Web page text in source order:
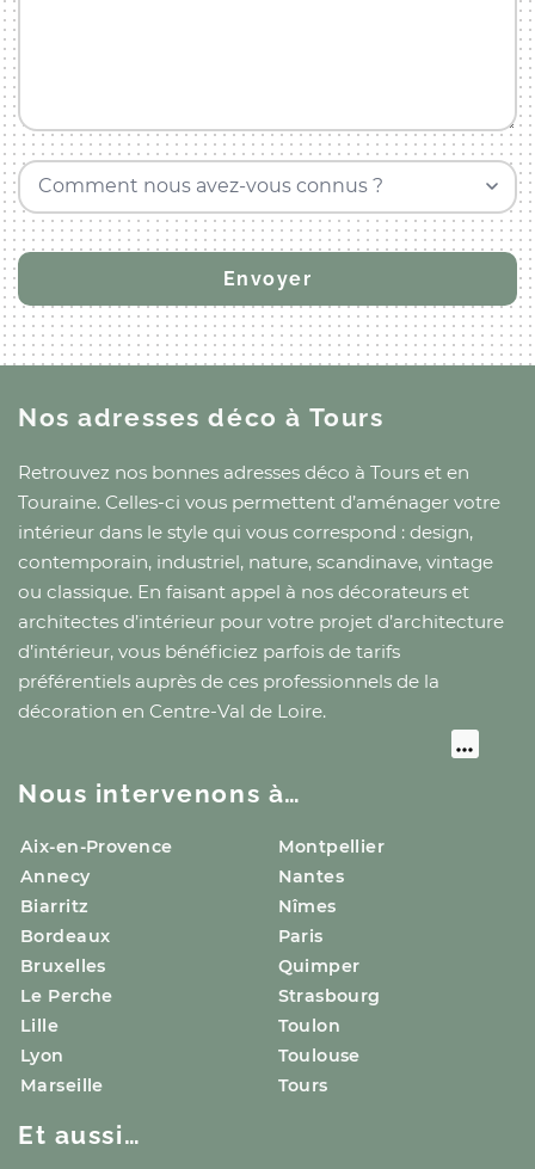
Comment nous avez-vous connus ?
Nos adresses décoà Tours
Retrouvez nos bonnes adresses déco à Tours et en
Touraine. Celles-ci vous permettent d’aménager votre
intérieur dans le style qui vous correspond : design,
contemporain, industriel, nature, scandinave, vintage
ou classique. En faisant appel à nos décorateurs et
architectes d’intérieur pour votre projet d’architecture
d’intérieur, vous bénéficiez parfois de tarifs
préférentiels auprès de ces professionnels de la
décoration en Centre-Val de Loire.
Nous intervenons à…
Aix-en-Provence
Annecy
Biarritz
Bordeaux
Bruxelles
Le Perche
Lille
Lyon
Marseille
Montpellier
Nantes
Nîmes
Paris
Quimper
Strasbourg
Toulon
Toulouse
Tours
Et aussi…